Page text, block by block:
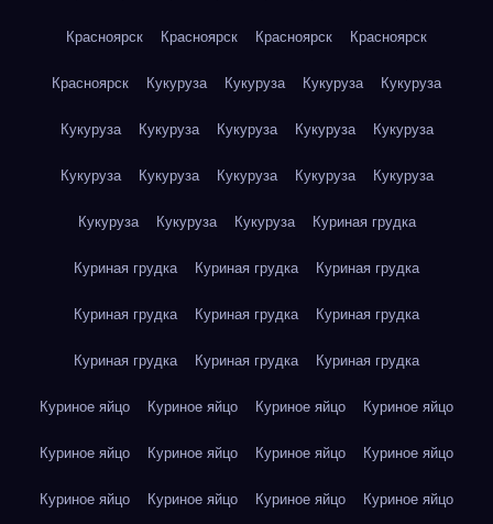
Красноярск Красноярск Красноярск Красноярск
Красноярск Кукуруза Кукуруза Кукуруза Кукуруза
Кукуруза Кукуруза Кукуруза Кукуруза Кукуруза
Кукуруза Кукуруза Кукуруза Кукуруза Кукуруза
Кукуруза Кукуруза Кукуруза Куриная грудка
Куриная грудка Куриная грудка Куриная грудка
Куриная грудка Куриная грудка Куриная грудка
Куриная грудка Куриная грудка Куриная грудка
Куриное яйцо Куриное яйцо Куриное яйцо Куриное яйцо
Куриное яйцо Куриное яйцо Куриное яйцо Куриное яйцо
Куриное яйцо Куриное яйцо Куриное яйцо Куриное яйцо